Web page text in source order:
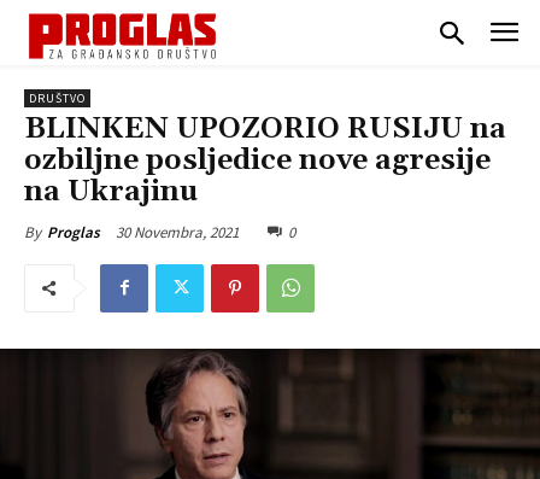
DRUŠTVO
BLINKEN UPOZORIO RUSIJU na
ozbiljne posljedice nove agresije
na Ukrajinu
By Proglas 30 Novembra, 2021 0